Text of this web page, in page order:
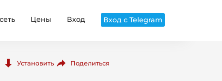
Цены Вход Вход с Telegram
Установить Поделиться